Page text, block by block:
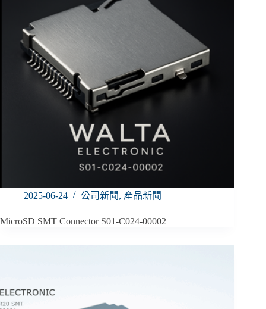
2025-06-24 公司新聞, 產品新聞
MicroSD SMT Connector S01-C024‑00002